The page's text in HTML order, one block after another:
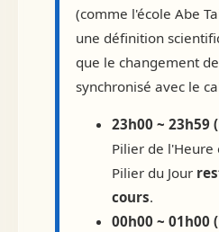
(comme l'école Abe
une définition
que le changement
synchronisé avec le
23h00 ~ 23h59
Pilier de l'Heure
Pilier du Jour
cours.
00h00 ~ 01h00